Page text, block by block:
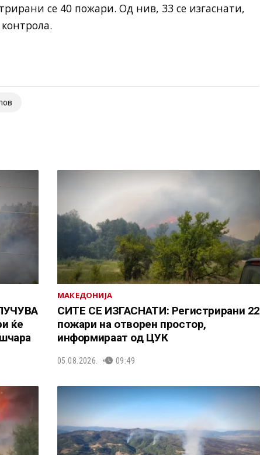
се 40 пожари. Од нив, 33 се изгаснати,
ќе
МАКЕДОНИЈА
СИТЕ СЕ ИЗГАСНАТИ: Регистрирани 22
пожари на отворен простор,
информираат од ЦУК
05.08.2026. 09:49